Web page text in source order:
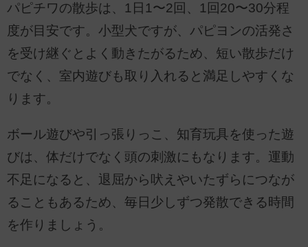
パピチワの散歩は、1日1〜2回、1回20〜30分程
度が目安です。小型犬ですが、パピヨンの活発さ
を受け継ぐとよく動きたがるため、短い散歩だけ
でなく、室内遊びも取り入れると満足しやすくな
ります。
ボール遊びや引っ張りっこ、知育玩具を使った遊
びは、体だけでなく頭の刺激にもなります。運動
不足になると、退屈から吠えやいたずらにつなが
ることもあるため、毎日少しずつ発散できる時間
を作りましょう。